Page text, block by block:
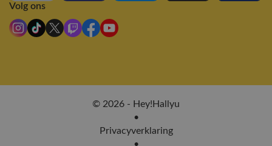
Volg ons
© 2026 - Hey!Hallyu
•
Privacyverklaring